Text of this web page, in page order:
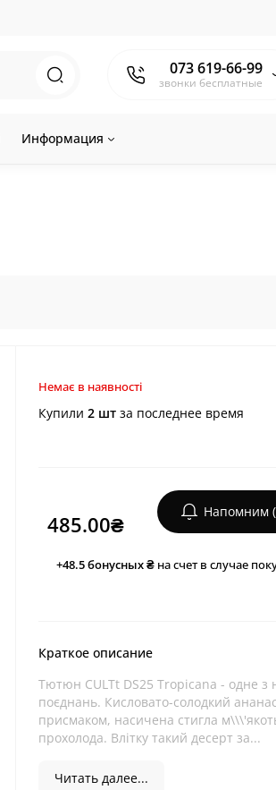
073 619-66-99
звонки бесплатные
Информация
Немає в наявності
Купили 2 штза последнее время
485.00₴ Напомним
+48.5бонусных ₴на счет в случае
Краткое описание
Тютюн CULTt DS25 Tropicana - одне з
поєднань. Кисловато-солодкий
присмаком, насичена стигла
прохолода. Влітку такий десерт за...
Читать далее...